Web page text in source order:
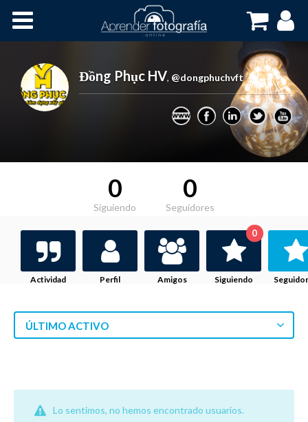
Cursos OnLine
Đồng Phục HV, @dongphuchvft
0
Siguiendo
0
Seguidores
Actividad Perfil Amigos Siguiendo
0
ÚLTIMO ACTIVO
Lo sentimos, no hemos encontrado usuarios.